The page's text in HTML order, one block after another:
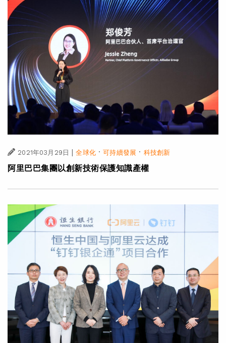
2021年03月29日 | 全球化·可持續發展 · 科技創新
阿里巴巴集團以創新技術保護知識產權